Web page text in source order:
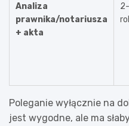
Analiza
prawnika/notariusza
+ akta
Poleganie wyłącznie na
jest wygodne, ale ma